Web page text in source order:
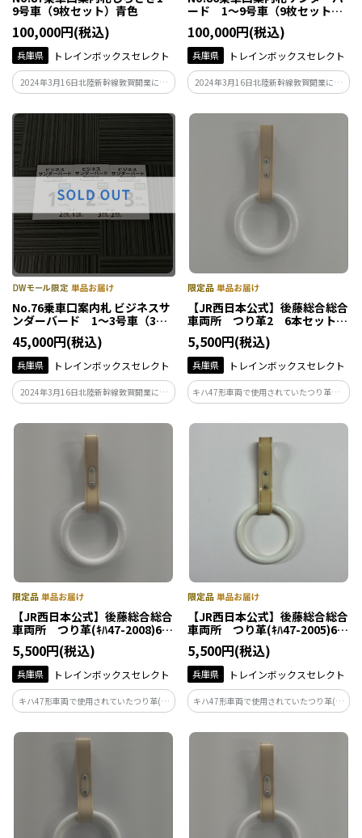
9号車（9枚セット）青色
100,000円(税込)
兵庫県 トレインボックスセレクト
2024年3月16日北陸新幹線敦賀開業にと
もない、駅で使用されていた駅備品の取
り外しを行いました。今まで、多くのお
客さまをお迎え、お見送りをさせていた
だいた、思い出がつまった駅の備品の一
部を販売します。
ード 1～9号車（9枚セット）
緑色
100,000円(税込)
兵庫県 トレインボックスセレクト
2024年3月16日北陸新幹線敦賀開業にと
もない、駅で使用されていた駅備品の取
り外しを行いました。今まで、多くのお
客さまをお迎え、お見送りをさせていた
No.76乗車口案内札 ビジネスサ
ンダーバード 1～3号車（3枚
セット） （芦原温泉駅）
45,000円(税込)
兵庫県 トレインボックスセレクト
2024年3月16日北陸新幹線敦賀開業にと
もない、駅で使用されていた駅備品の取
り外しを行いました。今まで、多くのお
客さまをお迎え、お見送りをさせていた
【JR西日本公式】後藤総合総合
車両所 つり革2 6本セット
(ショートサイズ)
5,500円(税込)
兵庫県 トレインボックスセレクト
キハ47形車両で使用されていたつり革を6
本セットにして販売します。
【JR西日本公式】後藤総合総合
車両所 つり革(ｷﾊ47-2008)6本
セット(ショートサイズ)
5,500円(税込)
兵庫県 トレインボックスセレクト
キハ47形車両で使用されていたつり革(ｷﾊ
47-2008)を6本セットにして販売します。
【JR西日本公式】後藤総合総合
車両所 つり革(ｷﾊ47-2005)6本
セット(ショートサイズ)
5,500円(税込)
兵庫県 トレインボックスセレクト
キハ47形車両で使用されていたつり革(ｷﾊ
47-2005)を6本セットにして販売します。